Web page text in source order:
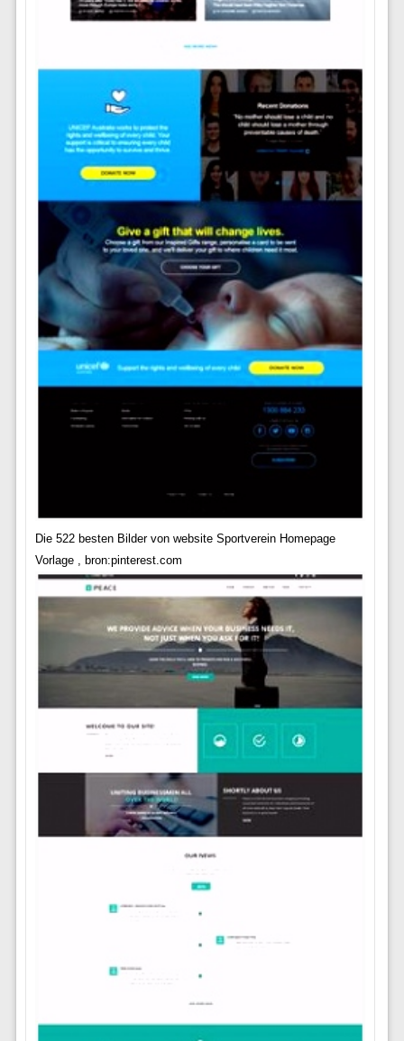
Die 522 besten Bilder von website Sportverein Homepage
Vorlage , bron:pinterest.com